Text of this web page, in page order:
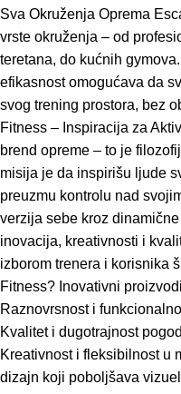
Sva Okruženja Oprema
vrste okruženja – od
teretana, do kućnih
efikasnost omogućava da
svog trening prostora, bez
Fitness – Inspiracija za
brend opreme – to je
misija je da inspirišu ljude
preuzmu kontrolu nad
verzija sebe kroz
inovacija, kreativnosti i
izborom trenera i korisnika
Fitness? Inovativni
Raznovrsnost i
Kvalitet i dugotrajnost
Kreativnost i fleksibilnost u
dizajn koji poboljšava